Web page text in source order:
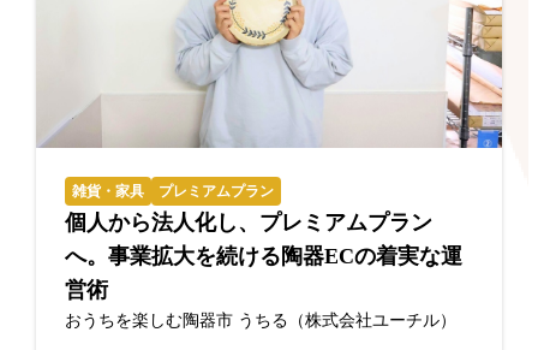
雑貨・家具 プレミアムプラン
個人から法人化し、プレミアムプラン
へ。事業拡大を続ける陶器ECの着実な運
営術
おうちを楽しむ陶器市 うちる（株式会社ユーチル）